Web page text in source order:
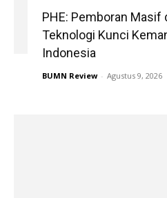
PHE: Pemboran Masif
Teknologi Kunci
Indonesia
BUMN Review - Agustus 9, 2026